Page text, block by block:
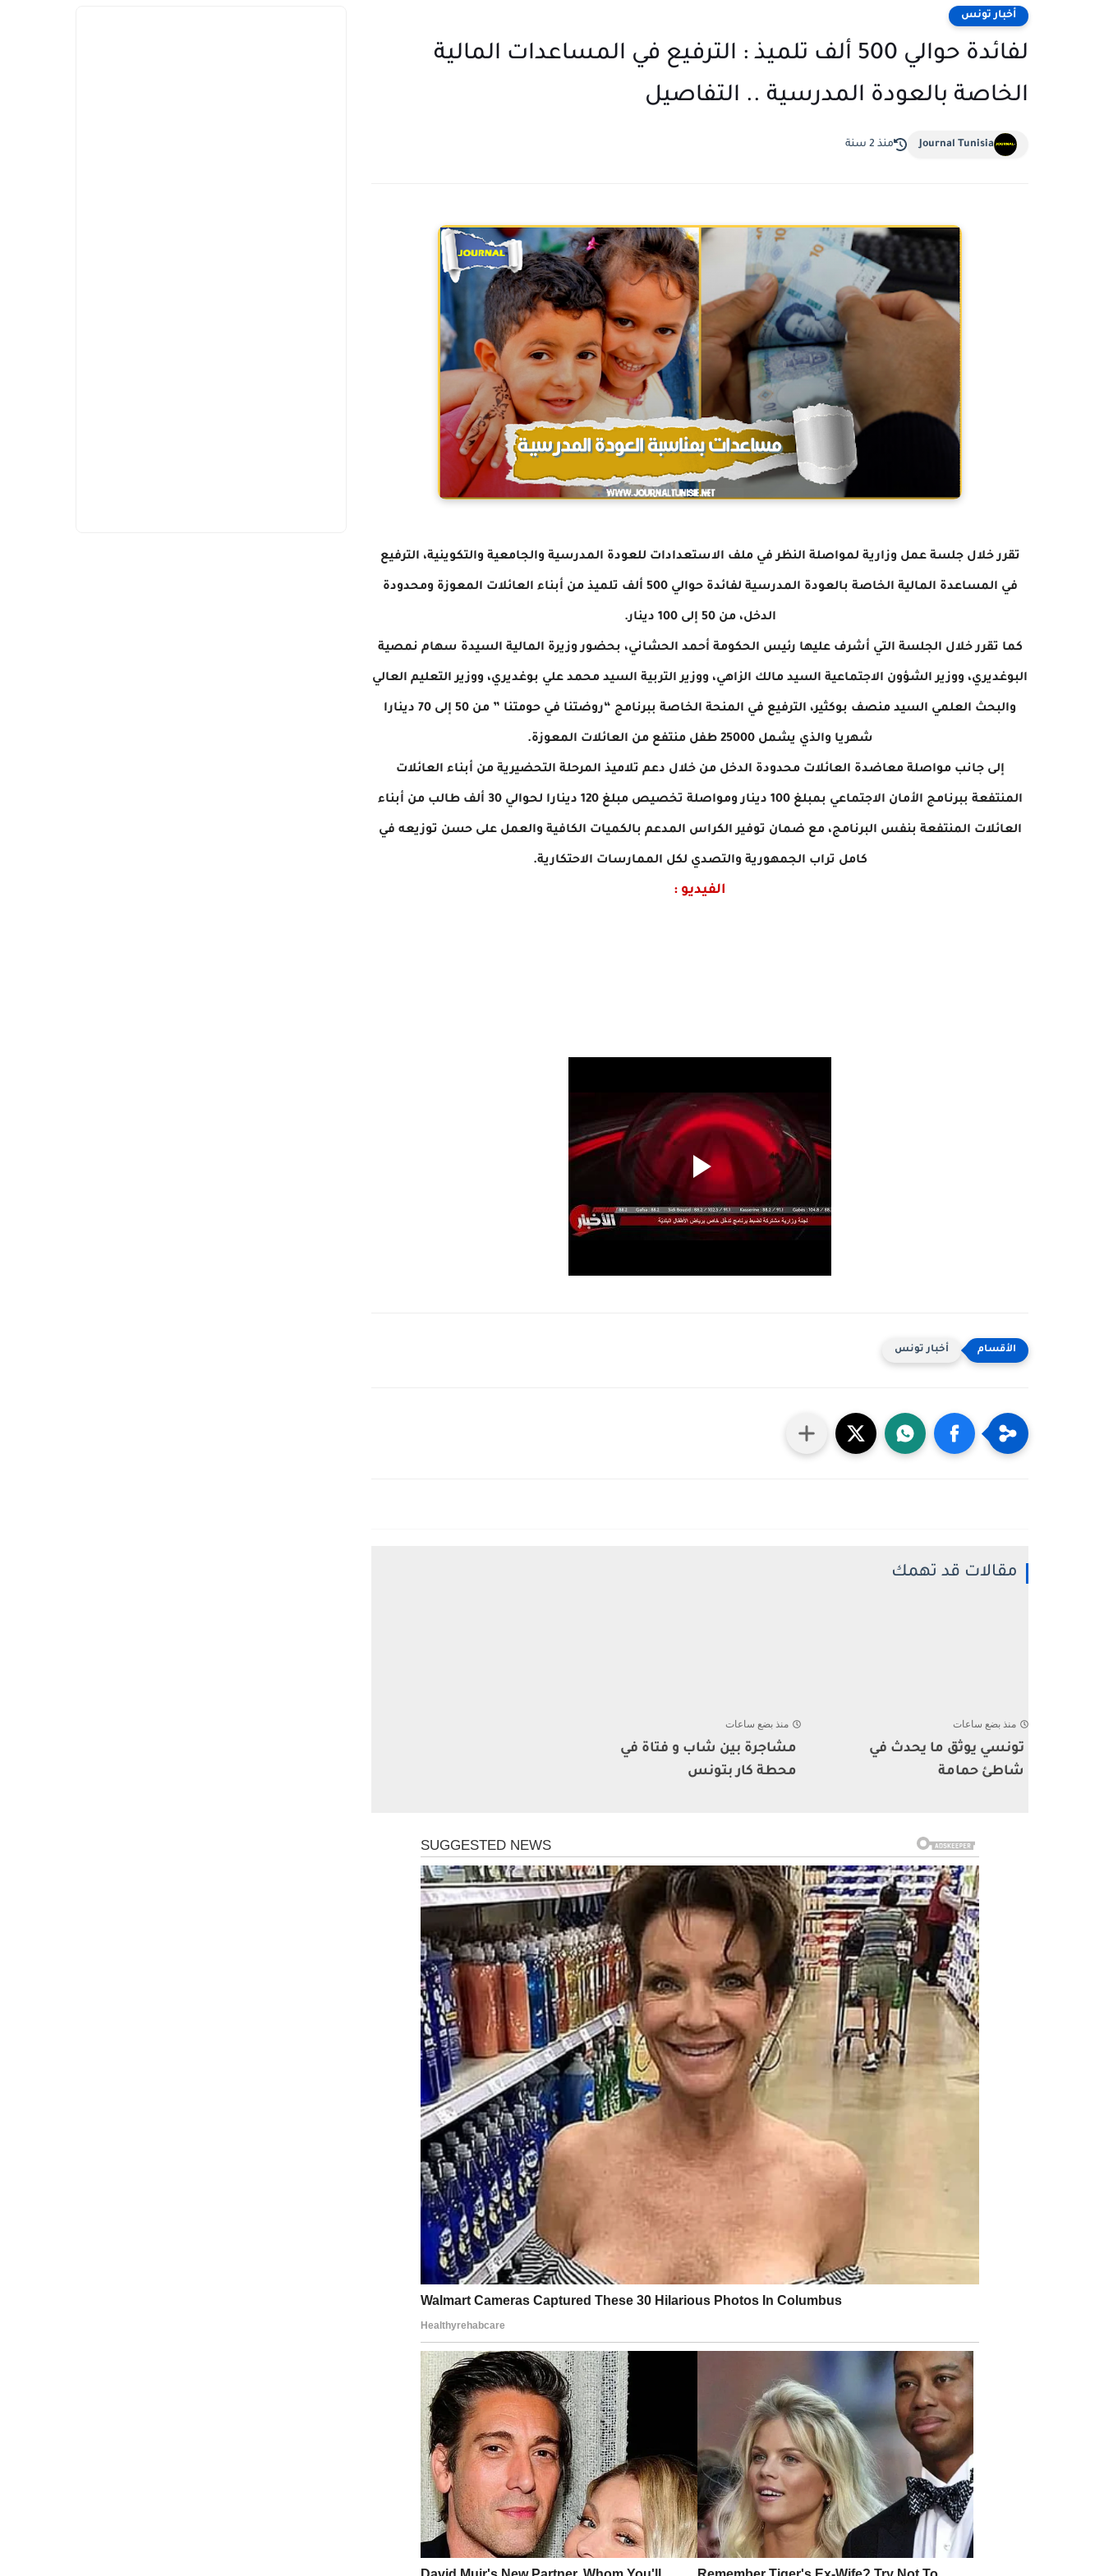
أخبار تونس
لفائدة حوالي 500 ألف تلميذ : الترفيع في المساعدات المالية
الخاصة بالعودة المدرسية .. التفاصيل
Journal Tunisia منذ 2 سنة
تقرر خلال جلسة عمل وزارية لمواصلة النظر في ملف الاستعدادات للعودة المدرسية والجامعية والتكوينية، الترفيع
في المساعدة المالية الخاصة بالعودة المدرسية لفائدة حوالي 500 ألف تلميذ من أبناء العائلات المعوزة ومحدودة
الدخل، من 50 إلى 100 دينار.
كما تقرر خلال الجلسة التي أشرف عليها رئيس الحكومة أحمد الحشاني، بحضور وزيرة المالية السيدة سهام نمصية
البوغديري، ووزير الشؤون الاجتماعية السيد مالك الزاهي، ووزير التربية السيد محمد علي بوغديري، ووزير التعليم العالي
والبحث العلمي السيد منصف بوكثير، الترفيع في المنحة الخاصة ببرنامج “روضتنا في حومتنا ” من 50 إلى 70 دينارا
شهريا والذي يشمل 25000 طفل منتفع من العائلات المعوزة.
إلى جانب مواصلة معاضدة العائلات محدودة الدخل من خلال دعم تلاميذ المرحلة التحضيرية من أبناء العائلات
المنتفعة ببرنامج الأمان الاجتماعي بمبلغ 100 دينار ومواصلة تخصيص مبلغ 120 دينارا لحوالي 30 ألف طالب من أبناء
العائلات المنتفعة بنفس البرنامج، مع ضمان توفير الكراس المدعم بالكميات الكافية والعمل على حسن توزيعه في
كامل تراب الجمهورية والتصدي لكل الممارسات الاحتكارية.
الفيديو :
أخبار تونس
مقالات قد تهمك
منذ بضع ساعات
تونسي يوثق ما يحدث في
شاطئ حمامة
منذ بضع ساعات
مشاجرة بين شاب و فتاة في
محطة كار بتونس